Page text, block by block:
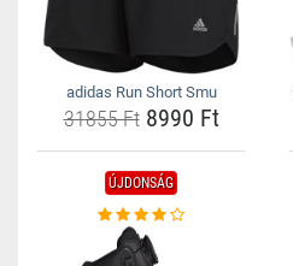
adidas Run Short Smu
31855 Ft8990 Ft
ÚJDONSÁG